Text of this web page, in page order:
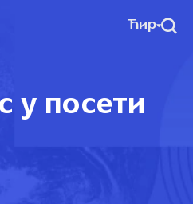
Ћир
у посети